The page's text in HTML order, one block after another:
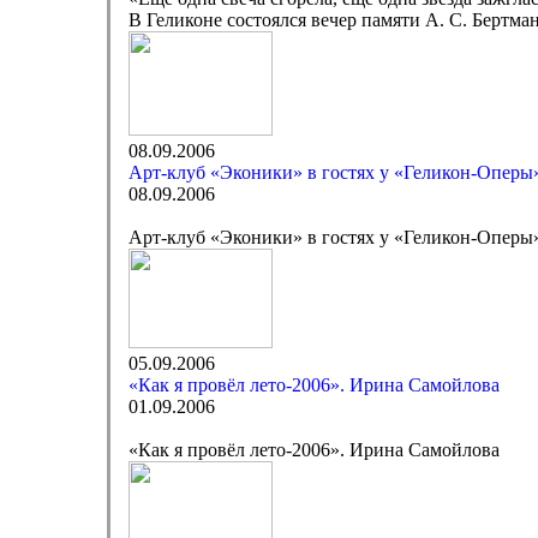
В Геликоне состоялся вечер памяти А. С.
08.09.2006
Арт-клуб «Эконики» в гостях у «Геликон-
08.09.2006
Арт-клуб «Эконики» в гостях у «Геликон-
05.09.2006
«Как я провёл лето-2006». Ирина Самойлова
01.09.2006
«Как я провёл лето-2006». Ирина Самойлова